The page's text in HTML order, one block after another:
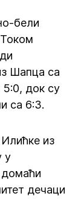
бели
Шапца са
5:0, док су
са 6:3.
из
у
дечаци